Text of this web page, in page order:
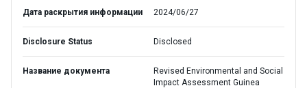
Дата раскрытия информации 2024/06/27
Disclosure Status Disclosed
Название документа
Revised Environmental and Social
Impact Assessment Guinea